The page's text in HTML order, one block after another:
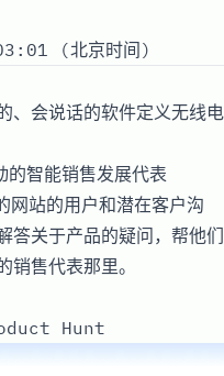
(北京时间)
、会说话的软件定义无线电
的智能销售发展代表
网站的用户和潜在客户沟
答关于产品的疑问，帮他们
售代表那里。
Hunt